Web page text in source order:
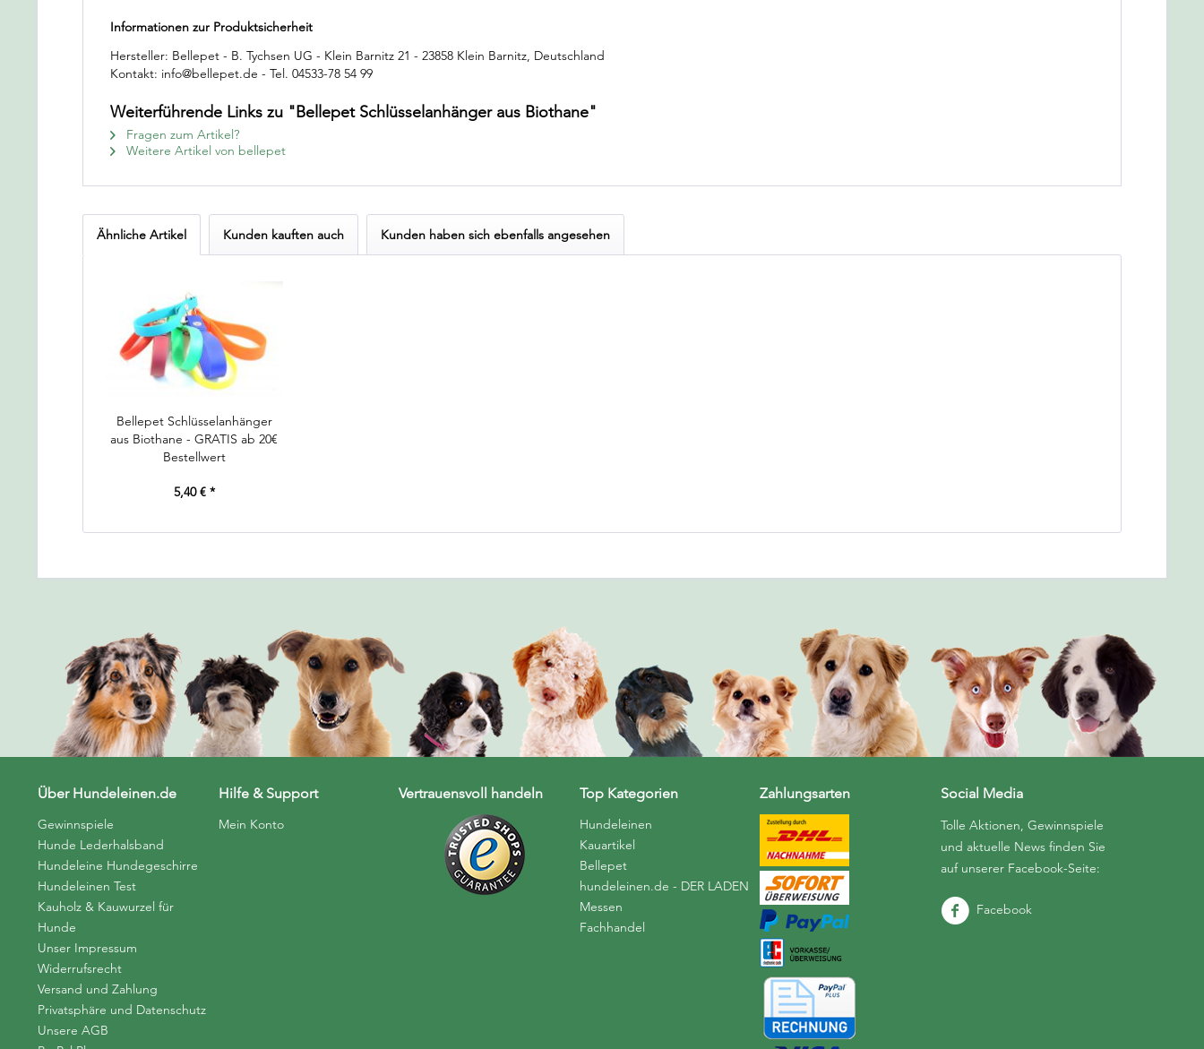
Informationen zur Produktsicherheit
Hersteller: Bellepet - B. Tychsen UG - Klein Barnitz 21 - 23858 Klein Barnitz, Deutschland
Kontakt: info@bellepet.de - Tel. 04533-78 54 99
Weiterführende Links zu "Bellepet Schlüsselanhänger aus Biothane"
Fragen zum Artikel?
Weitere Artikel von bellepet
Ähnliche Artikel Kunden kauften auch Kunden haben sich ebenfalls angesehen
Bellepet Schlüsselanhänger
aus Biothane - GRATIS ab 20€
Bestellwert
5,40 € *
Über Hundeleinen.de
Gewinnspiele
Hunde Lederhalsband
Hundeleine Hundegeschirre
Hundeleinen Test
Kauholz & Kauwurzel für
Hunde
Unser Impressum
Widerrufsrecht
Versand und Zahlung
Privatsphäre und Datenschutz
Unsere AGB
Hilfe & Support
Mein Konto
Vertrauensvoll handeln Top Kategorien
Hundeleinen
Kauartikel
Bellepet
hundeleinen.de - DER LADEN
Messen
Fachhandel
Zahlungsarten Social Media
Tolle Aktionen, Gewinnspiele
und aktuelle News finden Sie
auf unserer Facebook-Seite:
Facebook